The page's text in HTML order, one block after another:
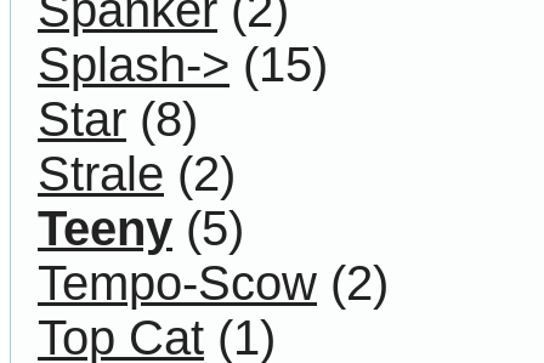
Splash-> (15)
Star (8)
Strale (2)
Teeny (5)
Tempo-Scow (2)
Top Cat (1)